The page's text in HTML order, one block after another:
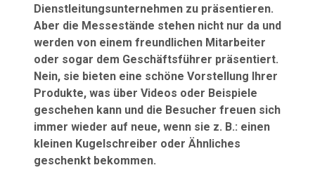
Dienstleitungsunternehmen zu präsentieren.
Aber die Messestände stehen nicht nur da und
werden von einem freundlichen Mitarbeiter
oder sogar dem Geschäftsführer präsentiert.
Nein, sie bieten eine schöne Vorstellung Ihrer
Produkte, was über Videos oder Beispiele
geschehen kann und die Besucher freuen sich
immer wieder auf neue, wenn sie z. B.: einen
kleinen Kugelschreiber oder Ähnliches
geschenkt bekommen.